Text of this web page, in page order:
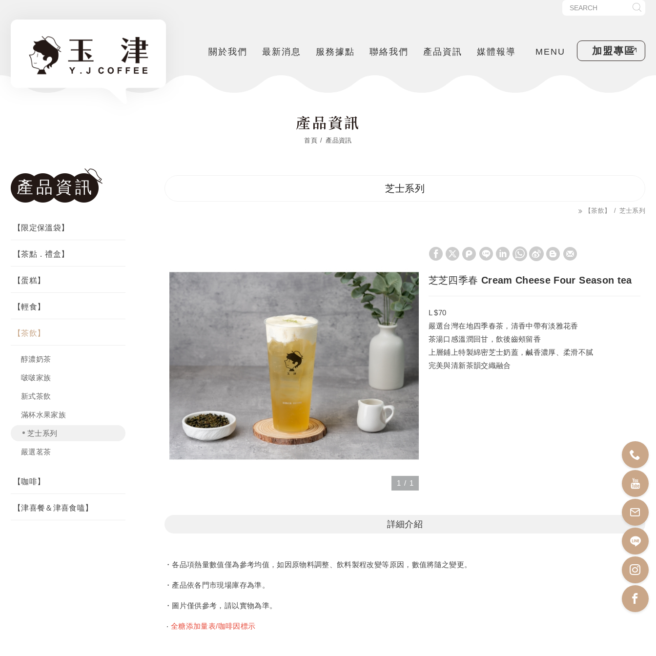
關於我們 最新消息 服務據點 聯絡我們 產品資訊 媒體報導 MENU 加盟專區
產品資訊
首頁 產品資訊
產品資訊
【限定保溫袋】
【茶點．禮盒】
【蛋糕】
【輕食】
【茶飲】
醇濃奶茶
啵啵家族
新式茶飲
滿杯水果家族
芝士系列
嚴選茗茶
【咖啡】
【津喜餐＆津喜食嗑】
芝士系列
【茶飲】 芝士系列
芝芝四季春 Cream Cheese Four Season tea
L $70
嚴選台灣在地四季春茶，清香中帶有淡雅花香
茶湯口感溫潤回甘，飲後齒頰留香
上層鋪上特製綿密芝士奶蓋，鹹香濃厚、柔滑不膩
完美與清新茶韻交織融合
1 / 1
詳細介紹
・各品項熱量數值僅為參考均值，如因原物料調整、飲料製程改變等原因，數值將隨之變更。
・產品依各門市現場庫存為準。
・圖片僅供參考，請以實物為準。
‧全糖添加量表/咖啡因標示